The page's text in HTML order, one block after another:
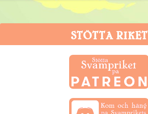
STÖTTA RIKET